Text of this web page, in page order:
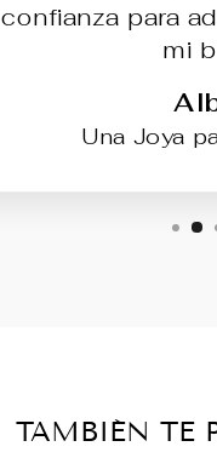
confianza para
mi
Una Joya
TAMBIÉN TE